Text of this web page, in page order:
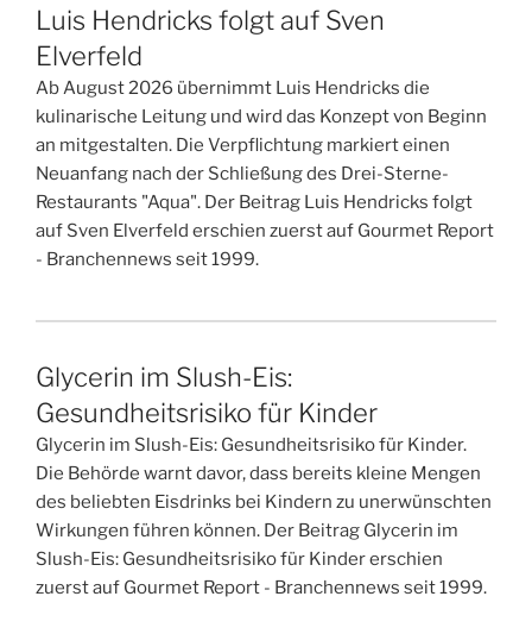
Luis Hendricks folgt auf Sven
Elverfeld
Ab August 2026 übernimmt Luis Hendricks die
kulinarische Leitung und wird das Konzept von Beginn
an mitgestalten. Die Verpflichtung markiert einen
Neuanfang nach der Schließung des Drei-Sterne-
Restaurants "Aqua". Der Beitrag Luis Hendricks folgt
auf Sven Elverfeld erschien zuerst auf Gourmet Report
- Branchennews seit 1999.
Glycerin im Slush-Eis:
Gesundheitsrisiko für Kinder
Glycerin im Slush-Eis: Gesundheitsrisiko für Kinder.
Die Behörde warnt davor, dass bereits kleine Mengen
des beliebten Eisdrinks bei Kindern zu unerwünschten
Wirkungen führen können. Der Beitrag Glycerin im
Slush-Eis: Gesundheitsrisiko für Kinder erschien
zuerst auf Gourmet Report - Branchennews seit 1999.